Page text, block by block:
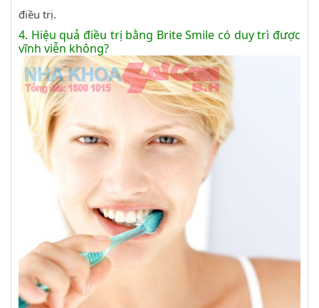
điều trị.
4. Hiệu quả điều trị bằng Brite Smile có duy trì được
vĩnh viễn không?